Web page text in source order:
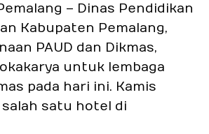
– Dinas Pendidikan
Kabupaten Pemalang,
PAUD dan Dikmas,
untuk lembaga
pada hari ini. Kamis
satu hotel di